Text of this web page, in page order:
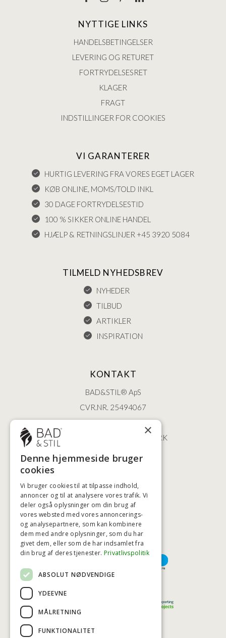
NYTTIGE LINKS
HANDELSBETINGELSER
LEVERING OG RETURET
FORTRYDELSESRET
KLAGER
FRAGT
INDSTILLINGER FOR COOKIES
VI GARANTERER
HURTIG LEVERING FRA VORES EGET LAGER
KØB ONLINE, MOMS/TOLD INKL
30 DAGE FORTRYDELSESTID
100 % SIKKER ONLINE HANDEL
HJÆLP & RETNINGSLINJER +45 3920 5084
TILMELD NYHEDSBREV
NYHEDER
TILBUD
ARTIKLER
INSPIRATION
KONTAKT
BAD&STIL® ApS
CVR.NR. 25494067
ØSTERBROGADE 202
2100 KØBENHAVN • DANMARK
+45 3920 5084
HØJESTE KREDITVÆRDIGHED
BETALINGSMULIGHEDER
TRUST SCORE 4,7
×
Denne hjemmeside bruger
cookies
Vi bruger cookies til at tilpasse indhold,
annoncer og til at analysere vores trafik. Vi
deler også oplysninger om din brug af
vores websted med vores annoncerings-
og analysepartnere, som kan kombinere
dem med andre oplysninger, som du har
givet dem, eller som de har indsamlet fra
din brug af deres tjenester. Privatlivspolitik
ABSOLUT NØDVENDIGE
YDEEVNE
MÅLRETNING
FUNKTIONALITET